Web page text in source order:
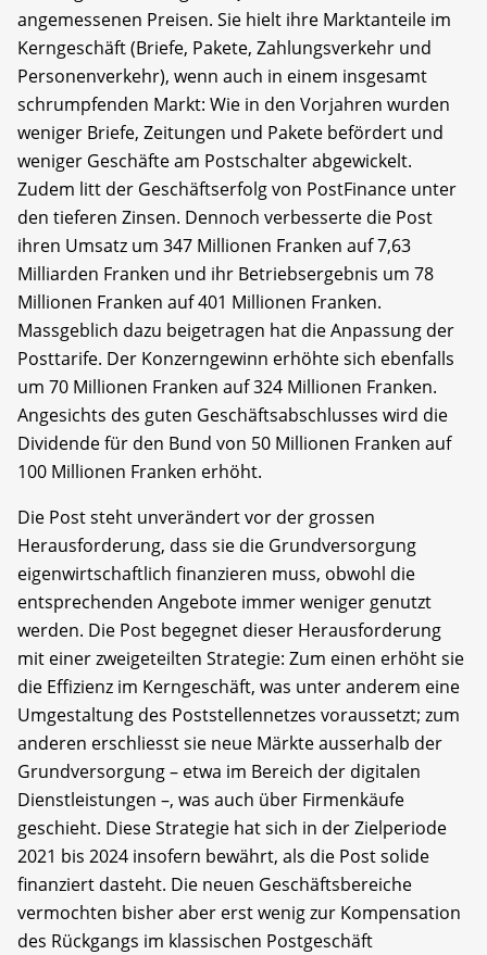
angemessenen Preisen. Sie hielt ihre Marktanteile im
Kerngeschäft (Briefe, Pakete, Zahlungsverkehr und
Personenverkehr), wenn auch in einem insgesamt
schrumpfenden Markt: Wie in den Vorjahren wurden
weniger Briefe, Zeitungen und Pakete befördert und
weniger Geschäfte am Postschalter abgewickelt.
Zudem litt der Geschäftserfolg von PostFinance unter
den tieferen Zinsen. Dennoch verbesserte die Post
ihren Umsatz um 347 Millionen Franken auf 7,63
Milliarden Franken und ihr Betriebsergebnis um 78
Millionen Franken auf 401 Millionen Franken.
Massgeblich dazu beigetragen hat die Anpassung der
Posttarife. Der Konzerngewinn erhöhte sich ebenfalls
um 70 Millionen Franken auf 324 Millionen Franken.
Angesichts des guten Geschäftsabschlusses wird die
Dividende für den Bund von 50 Millionen Franken auf
100 Millionen Franken erhöht.
Die Post steht unverändert vor der grossen
Herausforderung, dass sie die Grundversorgung
eigenwirtschaftlich finanzieren muss, obwohl die
entsprechenden Angebote immer weniger genutzt
werden. Die Post begegnet dieser Herausforderung
mit einer zweigeteilten Strategie: Zum einen erhöht sie
die Effizienz im Kerngeschäft, was unter anderem eine
Umgestaltung des Poststellennetzes voraussetzt; zum
anderen erschliesst sie neue Märkte ausserhalb der
Grundversorgung – etwa im Bereich der digitalen
Dienstleistungen –, was auch über Firmenkäufe
geschieht. Diese Strategie hat sich in der Zielperiode
2021 bis 2024 insofern bewährt, als die Post solide
finanziert dasteht. Die neuen Geschäftsbereiche
vermochten bisher aber erst wenig zur Kompensation
des Rückgangs im klassischen Postgeschäft